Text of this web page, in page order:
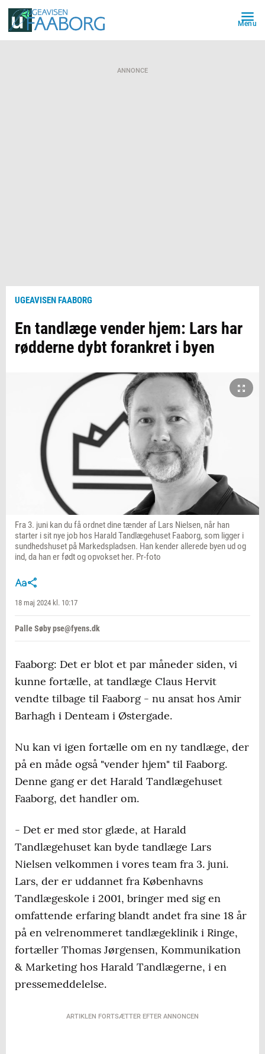
Menu
ANNONCE
UGEAVISEN FAABORG
En tandlæge vender hjem: Lars har
rødderne dybt forankret i byen
Fra 3. juni kan du få ordnet dine tænder af Lars Nielsen, når han
starter i sit nye job hos Harald Tandlægehuset Faaborg, som ligger i
sundhedshuset på Markedspladsen. Han kender allerede byen ud og
ind, da han er født og opvokset her. Pr-foto
18 maj 2024 kl. 10:17
Palle Søby pse@fyens.dk
Faaborg: Det er blot et par måneder siden, vi
kunne fortælle, at tandlæge Claus Hervit
vendte tilbage til Faaborg - nu ansat hos Amir
Barhagh i Denteam i Østergade.
Nu kan vi igen fortælle om en ny tandlæge, der
på en måde også "vender hjem" til Faaborg.
Denne gang er det Harald Tandlægehuset
Faaborg, det handler om.
- Det er med stor glæde, at Harald
Tandlægehuset kan byde tandlæge Lars
Nielsen velkommen i vores team fra 3. juni.
Lars, der er uddannet fra Københavns
Tandlægeskole i 2001, bringer med sig en
omfattende erfaring blandt andet fra sine 18 år
på en velrenommeret tandlægeklinik i Ringe,
fortæller Thomas Jørgensen, Kommunikation
& Marketing hos Harald Tandlægerne, i en
pressemeddelelse.
ARTIKLEN FORTSÆTTER EFTER ANNONCEN